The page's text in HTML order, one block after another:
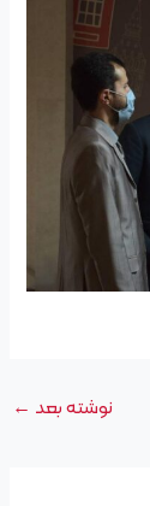
نوشته بعد ←